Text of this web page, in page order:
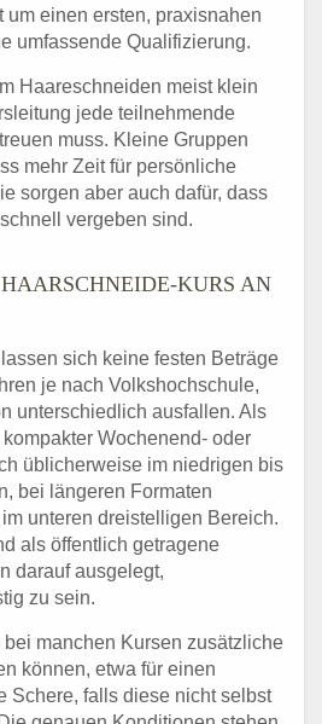
um einen ersten, praxisnahen
umfassende Qualifizierung.
Haareschneiden meist klein
jede teilnehmende
muss. Kleine Gruppen
mehr Zeit für persönliche
sorgen aber auch dafür, dass
vergeben sind.
KURS AN
sich keine festen Beträge
je nach Volkshochschule,
unterschiedlich ausfallen. Als
Wochenend- oder
üblicherweise im niedrigen bis
bei längeren Formaten
unteren dreistelligen Bereich.
als öffentlich getragene
darauf ausgelegt,
zu sein.
manchen Kursen zusätzliche
können, etwa für einen
Schere, falls diese nicht selbst